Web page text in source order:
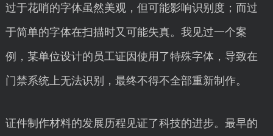
过于花哨的字体虽然美观，但可能影响识别度；而过
于简单的字体在扫描时又可能失真。我见过一个案
例，某单位设计的员工证因使用了特殊字体，导致在
门禁系统上无法识别，最终不得不全部重新制作。
证件制作材料的发展历程见证了科技的进步。最早的